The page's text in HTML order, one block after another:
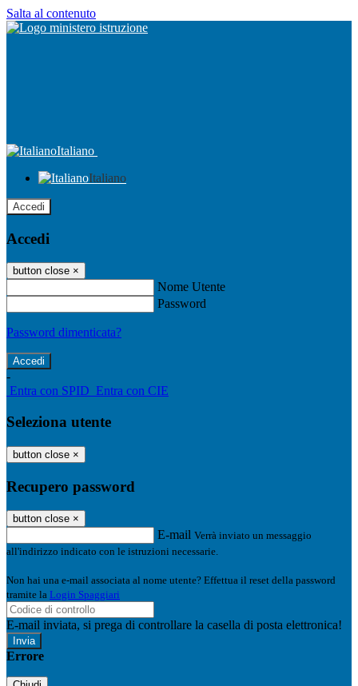
Salta al contenuto
Italiano
Italiano
Accedi
Accedi
button close ×
Nome Utente
Password
Password dimenticata?
-
Entra con SPID Entra con CIE
Seleziona utente
button close ×
Recupero password
button close ×
E-mail Verrà inviato un messaggio
all'indirizzo indicato con le istruzioni necessarie.
Non hai una e-mail associata al nome utente? Effettua il reset della password
tramite la Login Spaggiari
E-mail inviata, si prega di controllare la casella di posta elettronica!
Errore